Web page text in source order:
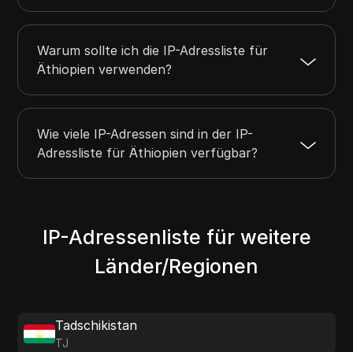
Warum sollte ich die IP-Adressliste für
Äthiopien verwenden?
Wie viele IP-Adressen sind in der IP-
Adressliste für Äthiopien verfügbar?
IP-Adressenliste für weitere
Länder/Regionen
Tadschikistan
TJ